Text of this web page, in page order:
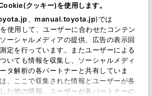
クッキー)を使用します。
manual.toyota.jp)では
使用して、ユーザーに合わせたコンテン
ーシャルメディアの提供、広告の表示回
定を行っています。またユーザーによる
いても情報を収集し、ソーシャルメディ
タ解析の各パートナーと共有していま
、ここで収集された情報とユーザーが各
た他の情報、ユーザーが各パートナーの